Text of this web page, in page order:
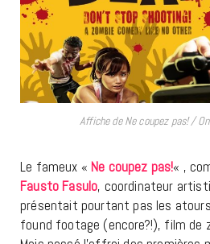
Affiche de Ne coupez pas! /
Le fameux « Ne coupez pas!« ,
Fausto Fasulo, coordinateur
présentait pourtant pas les
found footage (encore?!), film de